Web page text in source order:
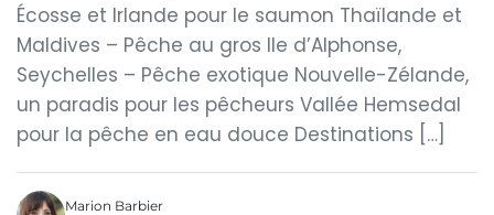
Écosse et Irlande pour le saumon Thaïlande et
Maldives – Pêche au gros Ile d’Alphonse,
Seychelles – Pêche exotique Nouvelle-Zélande,
un paradis pour les pêcheurs Vallée Hemsedal
pour la pêche en eau douce Destinations […]
Marion Barbier